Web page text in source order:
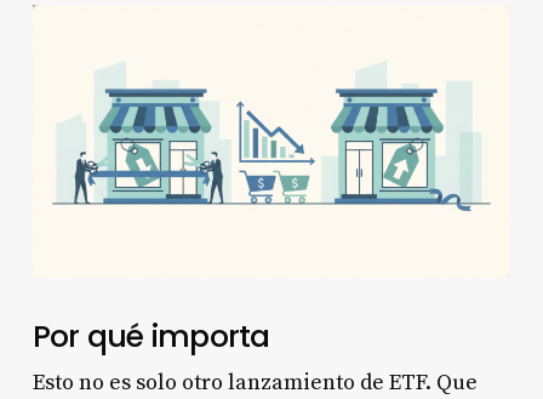
Por qué importa
Esto no es solo otro lanzamiento de ETF. Que